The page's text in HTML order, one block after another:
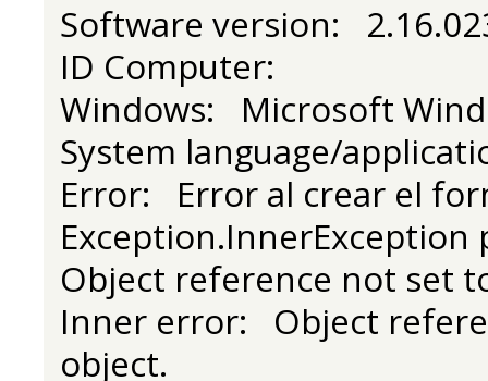
Software version:
ID Computer:
Windows: Microsoft
System language/
Error: Error al crear el
Object reference not set
Inner error: Object
object.